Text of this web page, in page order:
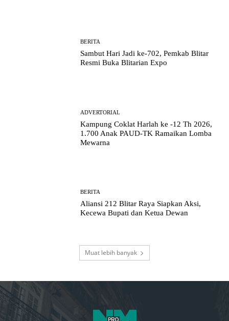
BERITA
Sambut Hari Jadi ke-702, Pemkab Blitar
Resmi Buka Blitarian Expo
ADVERTORIAL
Kampung Coklat Harlah ke -12 Th 2026,
1.700 Anak PAUD-TK Ramaikan Lomba
Mewarna
BERITA
Aliansi 212 Blitar Raya Siapkan Aksi,
Kecewa Bupati dan Ketua Dewan
Muat lebih banyak